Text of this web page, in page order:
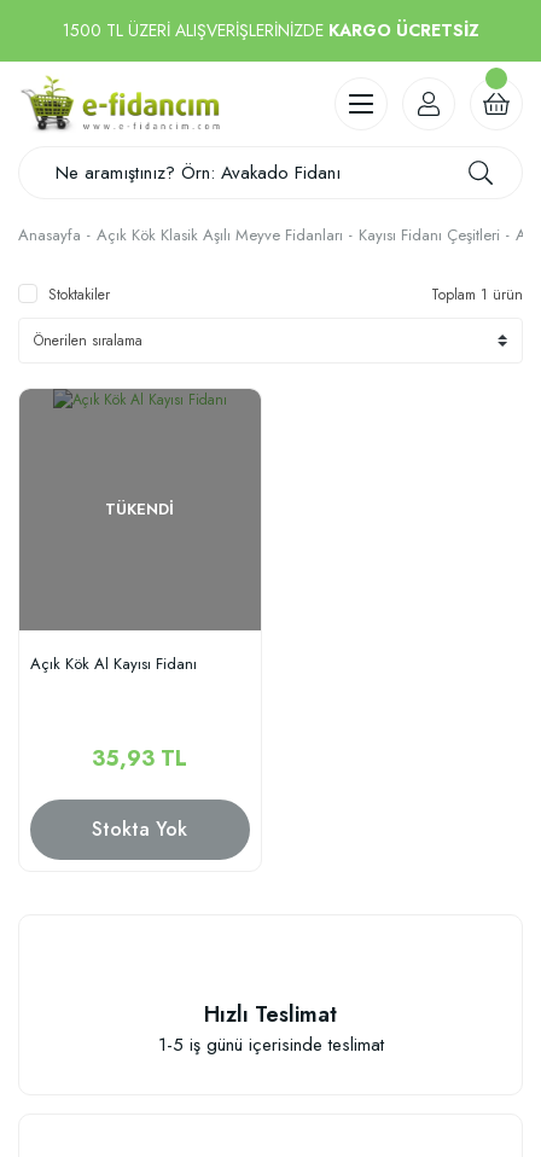
1500 TL ÜZERİ ALIŞVERİŞLERİNİZDE KARGO ÜCRETSİZ
Anasayfa Açık Kök Klasik Aşılı Meyve Fidanları Kayısı Fidanı Çeşitleri Al
Stoktakiler Toplam 1 ürün
TÜKENDI
Açık Kök Al Kayısı Fidanı
35,93 TL
Stokta Yok
Hızlı Teslimat
1-5 iş günü içerisinde teslimat